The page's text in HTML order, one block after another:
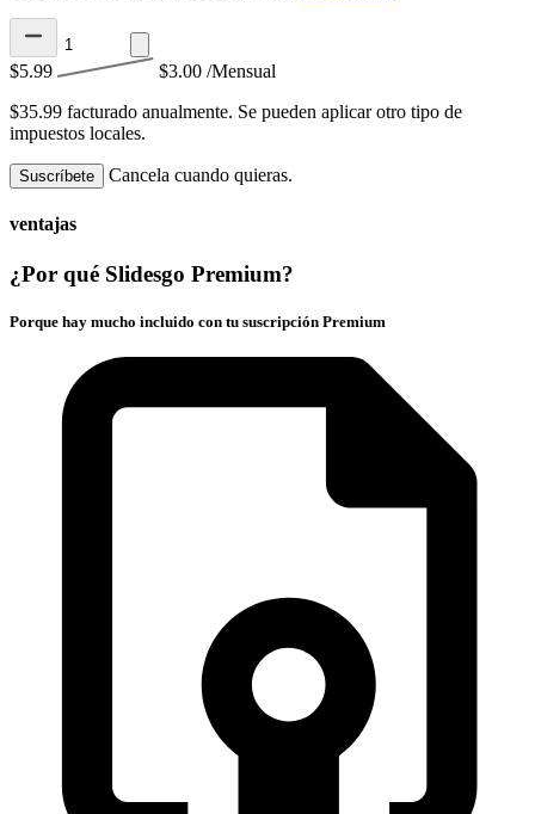
$5.99 $3.00 /Mensual
$35.99 facturado anualmente. Se pueden aplicar otro tipo de
impuestos locales.
Suscríbete Cancela cuando quieras.
ventajas
¿Por qué Slidesgo Premium?
Porque hay mucho incluido con tu suscripción Premium